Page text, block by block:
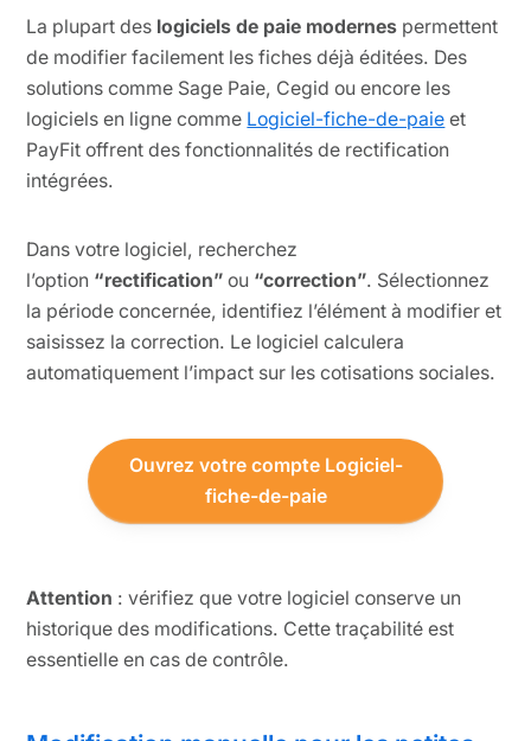
La plupart des logiciels de paie modernes permettent
de modifier facilement les fiches déjà éditées. Des
solutions comme Sage Paie, Cegid ou encore les
logiciels en ligne comme Logiciel-fiche-de-paie et
PayFit offrent des fonctionnalités de rectification
intégrées.
Dans votre logiciel, recherchez
l’option “rectification” ou “correction”. Sélectionnez
la période concernée, identifiez l’élément à modifier et
saisissez la correction. Le logiciel calculera
automatiquement l’impact sur les cotisations sociales.
Ouvrez votre compte Logiciel-
fiche-de-paie
Attention : vérifiez que votre logiciel conserve un
historique des modifications. Cette traçabilité est
essentielle en cas de contrôle.